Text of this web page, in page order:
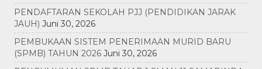
PENDAFTARAN SEKOLAH PJJ (PENDIDIKAN JARAK
JAUH) Juni 30, 2026
PEMBUKAAN SISTEM PENERIMAAN MURID BARU
(SPMB) TAHUN 2026 Juni 30, 2026